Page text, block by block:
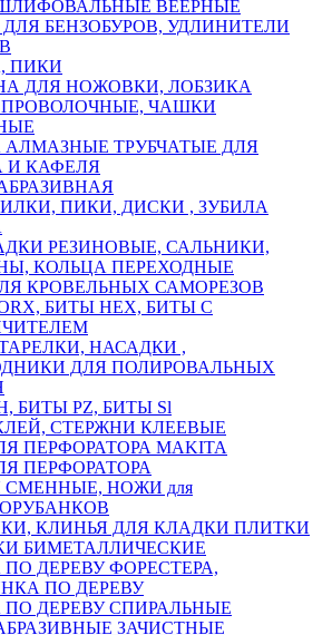
ВЕЕРНЫЕ
БЕНЗОБУРОВ, УДЛИНИТЕЛИ
ПИКИ
ДЛЯ НОЖОВКИ, ЛОБЗИКА
ЧАШКИ
АЛМАЗНЫЕ ТРУБЧАТЫЕ ДЛЯ
И КАФЕЛЯ
ПИКИ, ДИСКИ , ЗУБИЛА
РЕЗИНОВЫЕ, САЛЬНИКИ,
КОЛЬЦА ПЕРЕХОДНЫЕ
КРОВЕЛЬНЫХ САМОРЕЗОВ
БИТЫ НЕХ, БИТЫ С
НАСАДКИ ,
ДЛЯ ПОЛИРОВАЛЬНЫХ
БИТЫ PZ, БИТЫ Sl
СТЕРЖНИ КЛЕЕВЫЕ
ПЕРФОРАТОРА MAKITA
ПЕРФОРАТОРА
СМЕННЫЕ, НОЖИ для
КЛИНЬЯ ДЛЯ КЛАДКИ ПЛИТКИ
БИМЕТАЛЛИЧЕСКИЕ
ПО ДЕРЕВУ ФОРЕСТЕРА,
ПО ДЕРЕВУ
ПО ДЕРЕВУ СПИРАЛЬНЫЕ
ЗАЧИСТНЫЕ